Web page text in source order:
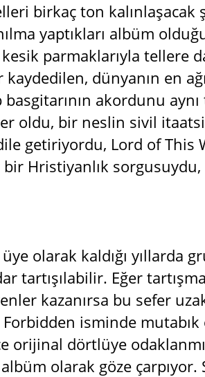
birkaç ton kalınlaşacak
yaptıkları albüm
parmaklarıyla tellere
dünyanın en
akordunu
oldu, bir neslin sivil
getiriyordu, Lord of This
bir Hristiyanlık
olarak kaldığı yıllarda
tartışılabilir. Eğer
kazanırsa bu sefer
isminde
orijinal dörtlüye
olarak göze çarpıyor.